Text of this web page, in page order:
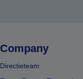
Company
Directieteam